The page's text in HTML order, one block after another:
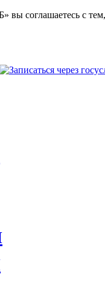
соглашаетесь с